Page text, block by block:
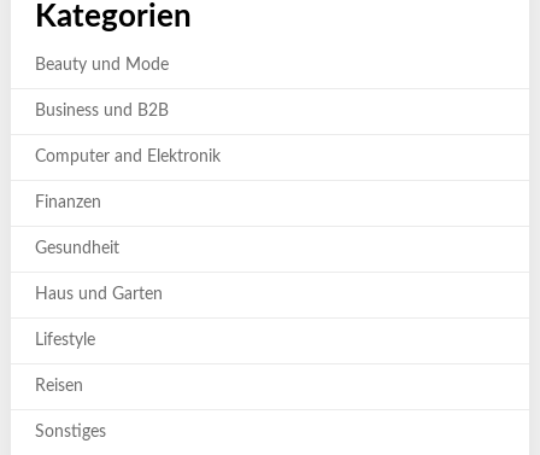
Kategorien
Beauty und Mode
Business und B2B
Computer and Elektronik
Finanzen
Gesundheit
Haus und Garten
Lifestyle
Reisen
Sonstiges